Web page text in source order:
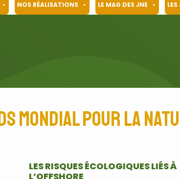
NOS RÉALISATIONS LE MAG DES JNE
mondial pour la
LES RISQUES ÉCOLOGIQUES LIÉS À
L’OFFSHORE